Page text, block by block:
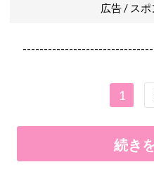
広告 / ス
1
続き